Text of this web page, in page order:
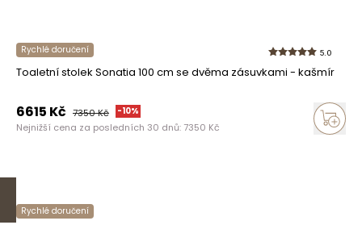
Rychlé doručení 5.0
Toaletní stolek Sonatia 100 cm se dvěma zásuvkami - kašmír
6615 Kč 7350Kč -10%
Nejnižší cena za posledních 30 dnů: 7350 Kč
Rychlé doručení